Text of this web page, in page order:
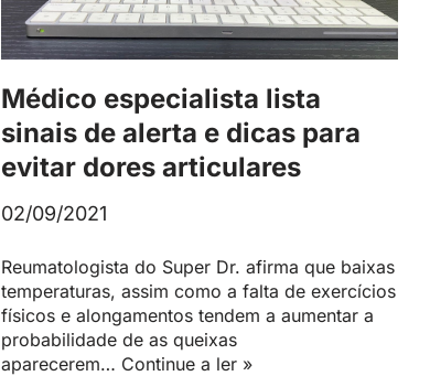
Médico especialista lista
sinais de alerta e dicas para
evitar dores articulares
02/09/2021
Reumatologista do Super Dr. afirma que baixas
temperaturas, assim como a falta de exercícios
físicos e alongamentos tendem a aumentar a
probabilidade de as queixas
aparecerem… Continue a ler »